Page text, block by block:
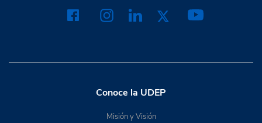
Conoce la UDEP
Misión y Visión